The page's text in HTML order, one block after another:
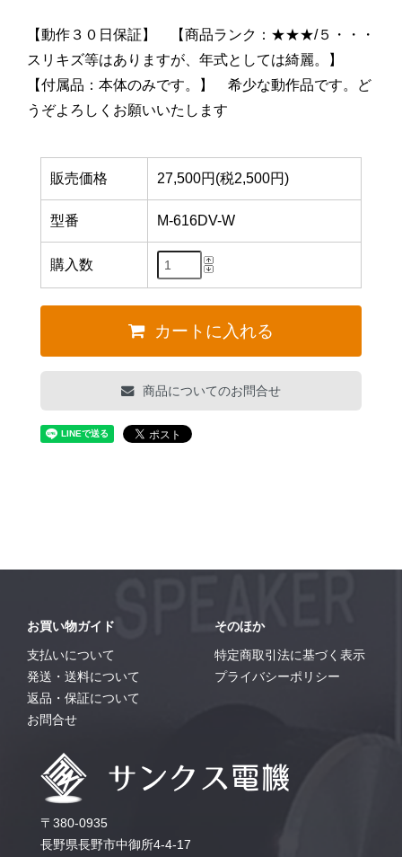
【動作３０日保証】 【商品ランク：★★★/５・・・
スリキズ等はありますが、年式としては綺麗。】
【付属品：本体のみです。】 希少な動作品です。ど
うぞよろしくお願いいたします
販売価格 27,500円(税2,500円)
型番 M-616DV-W
購入数
カートに入れる
商品についてのお問合せ
お買い物ガイド
支払いについて
発送・送料について
返品・保証について
お問合せ
そのほか
特定商取引法に基づく表示
プライバシーポリシー
〒380-0935
長野県長野市中御所4-4-17